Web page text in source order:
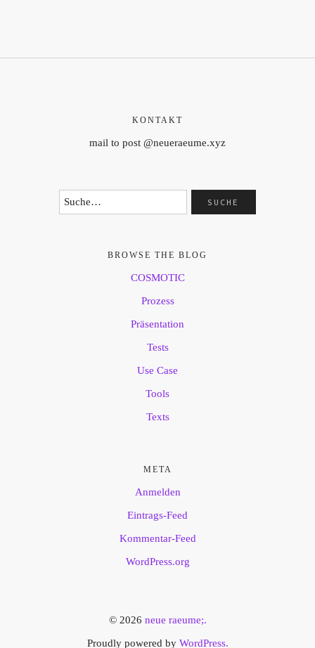
KONTAKT
mail to post @neueraeume.xyz
BROWSE THE BLOG
COSMOTIC
Prozess
Präsentation
Tests
Use Case
Tools
Texts
META
Anmelden
Eintrags-Feed
Kommentar-Feed
WordPress.org
© 2026 neue raeume;.
Proudly powered by WordPress.